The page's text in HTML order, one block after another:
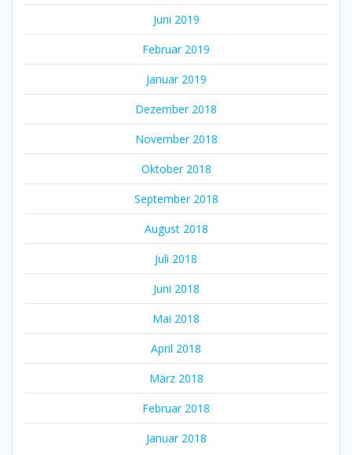
Juni 2019
Februar 2019
Januar 2019
Dezember 2018
November 2018
Oktober 2018
September 2018
August 2018
Juli 2018
Juni 2018
Mai 2018
April 2018
März 2018
Februar 2018
Januar 2018